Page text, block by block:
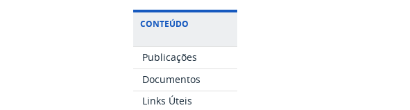
CONTEÚDO
Publicações
Documentos
Links Úteis